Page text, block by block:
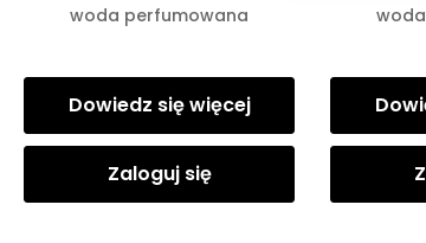
woda perfumowana
Dowiedz się więcej
Zaloguj się